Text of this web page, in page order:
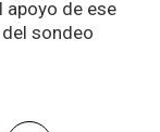
apoyo de ese
sondeo